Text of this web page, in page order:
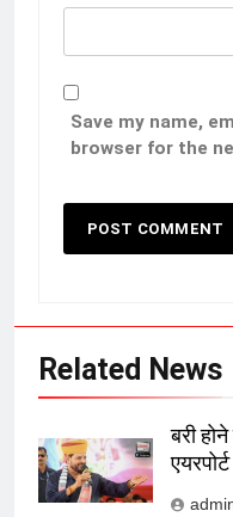
Save my name,
browser for the
Related News
बरी